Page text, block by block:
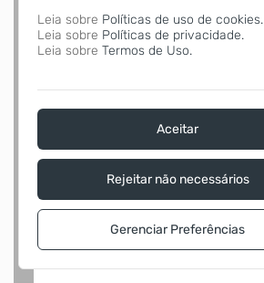
Leia sobre Políticas de uso de cookies.
Leia sobre Políticas de privacidade.
Leia sobre Termos de Uso.
Aceitar
Rejeitar não necessários
Gerenciar Preferências